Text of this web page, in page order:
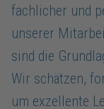
fachlicher und
unserer
sind die
Wir schätzen,
um exzellente